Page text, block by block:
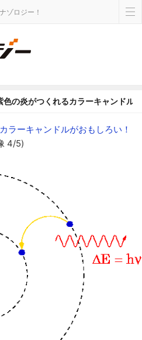
ゾロジー！
色の炎がつくれるカラーキャンドル
ラーキャンドルがおもしろい！
4/5)